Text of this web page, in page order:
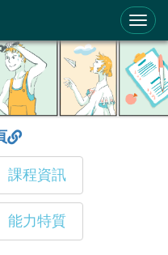
課程資訊
能力特質